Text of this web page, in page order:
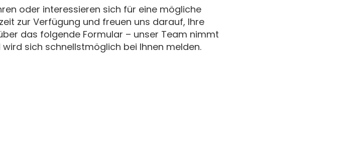
oder interessieren sich für eine mögliche
zur Verfügung und freuen uns darauf, Ihre
das folgende Formular – unser Team nimmt
sich schnellstmöglich bei Ihnen melden.